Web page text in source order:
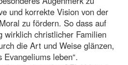
und korrekte Vision von der
zu fördern. So dass auf
wirklich christlicher Familien
die Art und Weise glänzen,
leben“.